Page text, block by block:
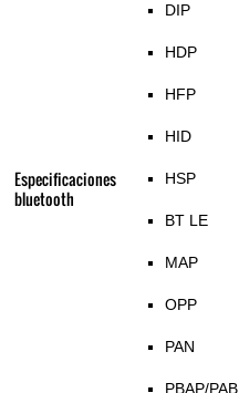
Especificaciones
bluetooth
DIP
HDP
HFP
HID
HSP
BT LE
MAP
OPP
PAN
PBAP/PAB